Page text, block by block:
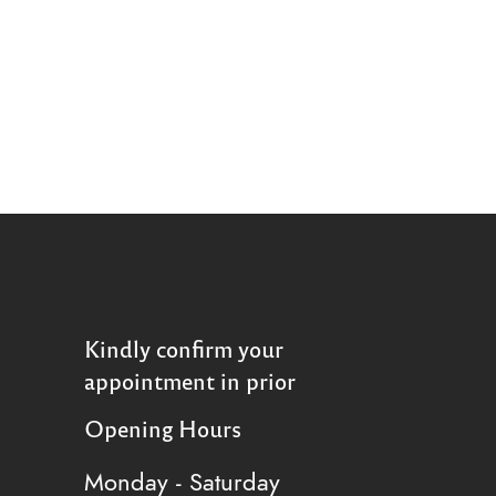
Kindly confirm your
appointment in prior
Opening Hours
Monday - Saturday